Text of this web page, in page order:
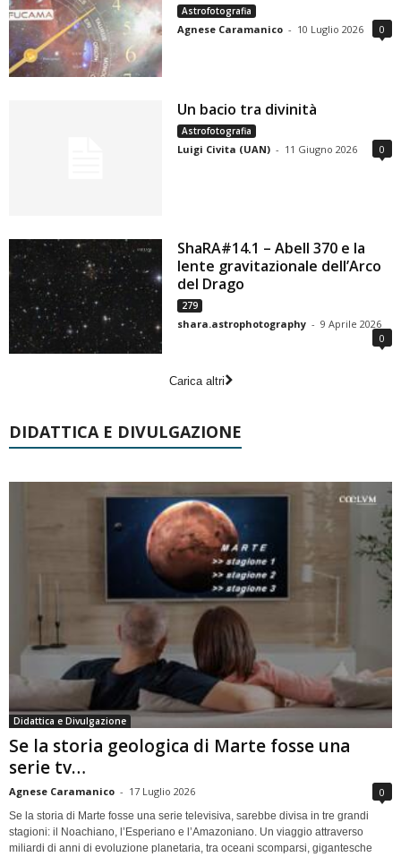
Astrofotografia
Agnese Caramanico - 10 Luglio 2026 0
Un bacio tra divinità
Astrofotografia
Luigi Civita (UAN) - 11 Giugno 2026 0
ShaRA#14.1 – Abell 370 e la
lente gravitazionale dell’Arco
del Drago
279
shara.astrophotography - 9 Aprile 2026
0
Carica altri
DIDATTICA E DIVULGAZIONE
Didattica e Divulgazione
Se la storia geologica di Marte fosse una
serie tv…
Agnese Caramanico - 17 Luglio 2026 0
Se la storia di Marte fosse una serie televisiva, sarebbe divisa in tre grandi
stagioni: il Noachiano, l’Esperiano e l’Amazoniano. Un viaggio attraverso
miliardi di anni di evoluzione planetaria, tra oceani scomparsi, gigantesche